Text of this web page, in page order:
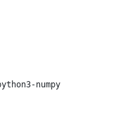
numpy